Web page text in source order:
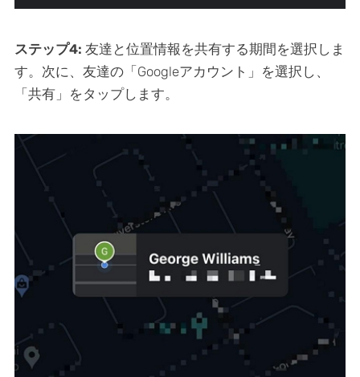
ステップ4: 友達と位置情報を共有する期間を選択しま
す。次に、友達の「Googleアカウント」を選択し、
「共有」をタップします。